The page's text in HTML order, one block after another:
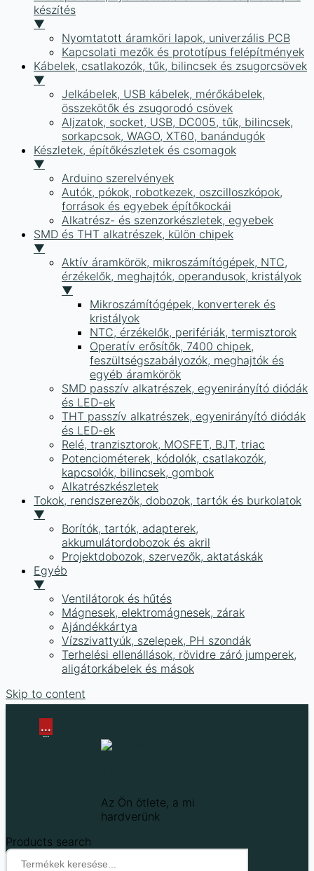
készítés
▼
Nyomtatott áramköri lapok, univerzális PCB
Kapcsolati mezők és prototípus felépítmények
Kábelek, csatlakozók, tűk, bilincsek és zsugorcsövek
▼
Jelkábelek, USB kábelek, mérőkábelek,
összekötők és zsugorodó csövek
Aljzatok, socket, USB, DC005, tűk, bilincsek,
sorkapcsok, WAGO, XT60, banándugók
Készletek, építőkészletek és csomagok
▼
Arduino szerelvények
Autók, pókok, robotkezek, oszcilloszkópok,
források és egyebek építőkockái
Alkatrész- és szenzorkészletek, egyebek
SMD és THT alkatrészek, külön chipek
▼
Aktív áramkörök, mikroszámítógépek, NTC,
érzékelők, meghajtók, operandusok, kristályok
▼
Mikroszámítógépek, konverterek és
kristályok
NTC, érzékelők, perifériák, termisztorok
Operatív erősítők, 7400 chipek,
feszültségszabályozók, meghajtók és
egyéb áramkörök
SMD passzív alkatrészek, egyenirányító diódák
és LED-ek
THT passzív alkatrészek, egyenirányító diódák
és LED-ek
Relé, tranzisztorok, MOSFET, BJT, triac
Potenciométerek, kódolók, csatlakozók,
kapcsolók, bilincsek, gombok
Alkatrészkészletek
Tokok, rendszerezők, dobozok, tartók és burkolatok
▼
Borítók, tartók, adapterek,
akkumulátordobozok és akril
Projektdobozok, szervezők, aktatáskák
Egyéb
▼
Ventilátorok és hűtés
Mágnesek, elektromágnesek, zárak
Ajándékkártya
Vízszivattyúk, szelepek, PH szondák
Terhelési ellenállások, rövidre záró jumperek,
aligátorkábelek és mások
Skip to content
Az Ön ötlete, a mi
hardverünk
Products search
...
...